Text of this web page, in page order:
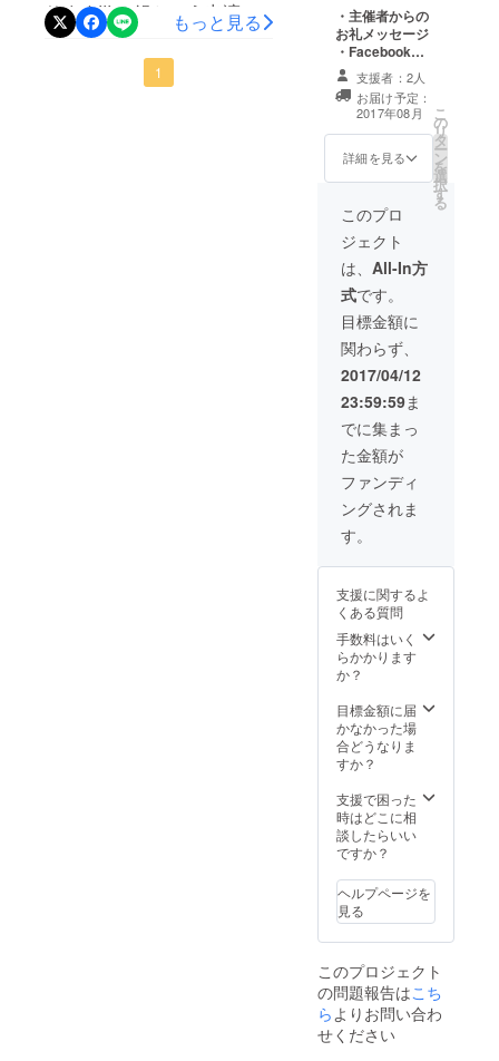
益々盛り上げていきますの
でぜひみな様、ご支援ご協
力お願い致します！ 運営側
ります!!! ８組という出演枠
に、今回は合計４７組から
作品の応募がありました。
もっと見る
1
ショップ講
師を務め、
また2015年
にIshikawa
Dance
Festival企
画・主催す
るなど、ダ
様々な活動
を展開して
いる。
北陸ダンス
フェスティ
バルに注力
することを
決意し、
2016年春に
拠点を東京
から石川県
に移す。
現在は石川
県にて子ど
ものダンス
クラス指導
やヨガ講
師、健康体
操指導者と
で指導を行
いながら、
地方での
アートの役
割について
考え、活動
を模索して
いる。
スト版) ・協賛と
してパンフレッ
トに記載
・主催者からの
お礼メッセージ
・Facebook支
援者限定ページ
招待 ・バックス
テージツアー(日
時の指定あり/記
念写真の撮影つ
き) ・報告書(A4
イン色紙(１枚)
・DVD(ノーカッ
ト版) ・協賛とし
てパンフレット
に記載 ・リハー
サル見学(日時の
指定あり)
支援者：2人
お届け予定：
2017年08月
詳細を見る
こ
の
リ
タ
ー
ン
を
選
択
す
る
このプロ
ジェクト
は、 All-In方
式です。
目標金額に
関わらず、
2017/04/12
23:59:59ま
でに集まっ
た金額が
ファンディ
ングされま
す。
支援に関するよ
くある質問
手数料はいく
らかかります
か？
目標金額に届
かなかった場
合どうなりま
すか？
支援で困った
時はどこに相
談したらいい
ですか？
ヘルプページを
見る
このプロジェクト
の問題報告はこち
ら よりお問い合わ
せください